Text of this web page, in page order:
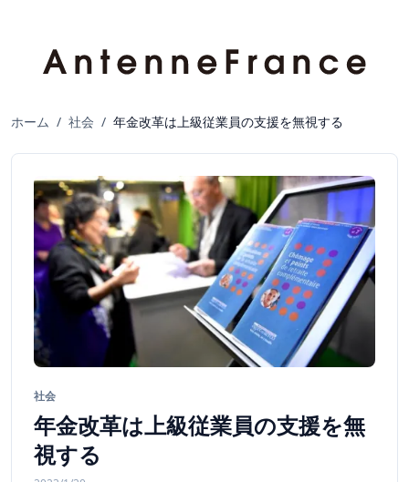
ホーム / 社会 / 年金改革は上級従業員の支援を無視する
社会
年金改革は上級従業員の支援を無
視する